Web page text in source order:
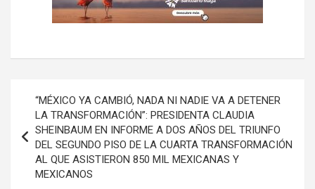
Navegación
entradas
“MÉXICO YA CAMBIÓ, NADA NI NADIE VA A DETENER
LA TRANSFORMACIÓN”: PRESIDENTA CLAUDIA
SHEINBAUM EN INFORME A DOS AÑOS DEL TRIUNFO
DEL SEGUNDO PISO DE LA CUARTA TRANSFORMACIÓN
AL QUE ASISTIERON 850 MIL MEXICANAS Y
MEXICANOS